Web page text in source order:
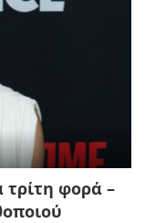
τρίτη φορά –